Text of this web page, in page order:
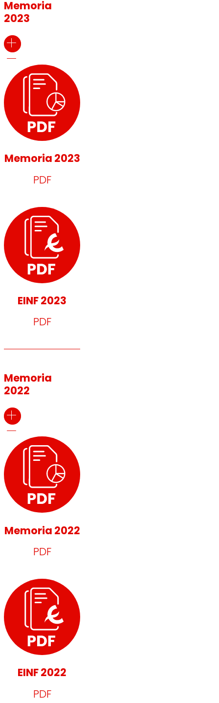
Memoria
2023
Memoria 2023
PDF
EINF 2023
PDF
Memoria
2022
Memoria 2022
PDF
EINF 2022
PDF